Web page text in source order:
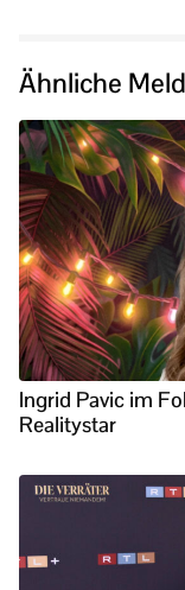
Ähnliche
Ingrid Pavic im
Realitystar